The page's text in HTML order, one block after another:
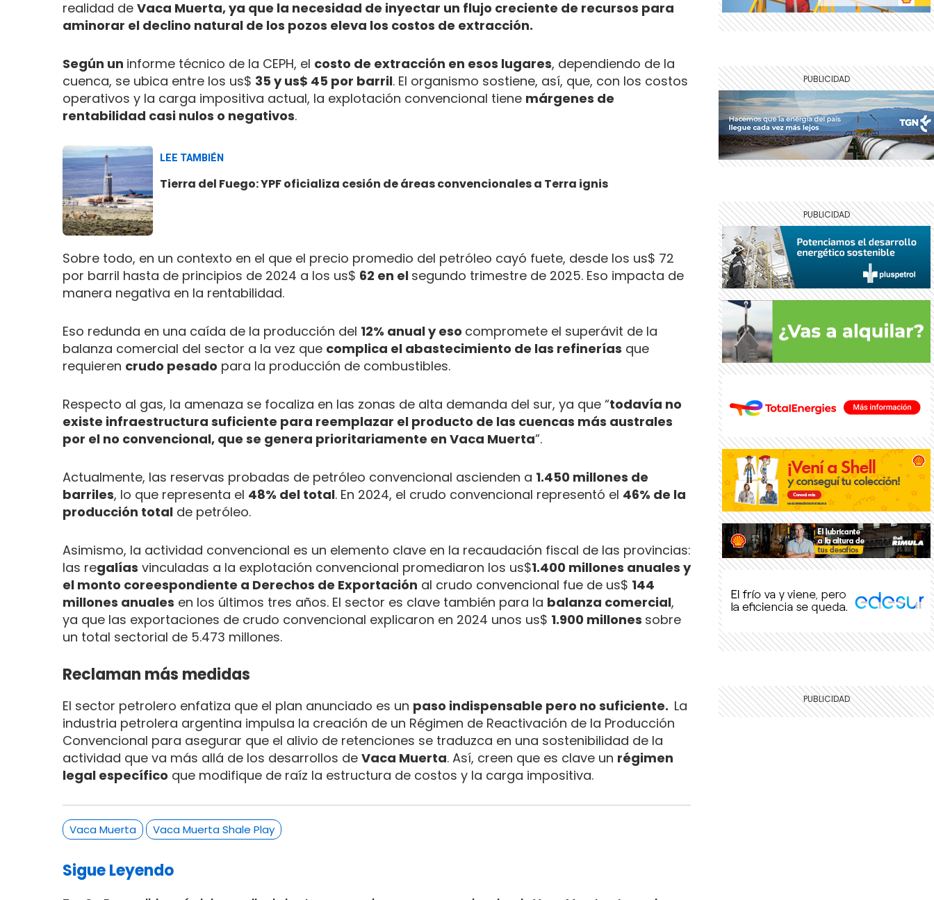
realidad de Vaca Muerta, ya que la necesidad de inyectar un flujo creciente de recursos para
aminorar el declino natural de los pozos eleva los costos de extracción.
Según un informe técnico de la CEPH, el costo de extracción en esos lugares, dependiendo de la
cuenca, se ubica entre los us$ 35 y us$ 45 por barril. El organismo sostiene, así, que, con los costos
operativos y la carga impositiva actual, la explotación convencional tiene márgenes de
rentabilidad casi nulos o negativos.
LEE TAMBIÉN
Tierra del Fuego: YPF oficializa cesión de áreas convencionales a Terra ignis
Sobre todo, en un contexto en el que el precio promedio del petróleo cayó fuete, desde los us$ 72
por barril hasta de principios de 2024 a los us$ 62 en el segundo trimestre de 2025. Eso impacta de
manera negativa en la rentabilidad.
Eso redunda en una caída de la producción del 12% anual y eso compromete el superávit de la
balanza comercial del sector a la vez que complica el abastecimiento de las refinerías que
requieren crudo pesado para la producción de combustibles.
Respecto al gas, la amenaza se focaliza en las zonas de alta demanda del sur, ya que “todavía no
existe infraestructura suficiente para reemplazar el producto de las cuencas más australes
por el no convencional, que se genera prioritariamente en Vaca Muerta”.
Actualmente, las reservas probadas de petróleo convencional ascienden a 1.450 millones de
barriles, lo que representa el 48% del total. En 2024, el crudo convencional representó el 46% de la
producción total de petróleo.
Asimismo, la actividad convencional es un elemento clave en la recaudación fiscal de las provincias:
las regalías vinculadas a la explotación convencional promediaron los us$1.400 millones anuales y
el monto coreespondiente a Derechos de Exportación al crudo convencional fue de us$ 144
millones anuales en los últimos tres años. El sector es clave también para la balanza comercial,
ya que las exportaciones de crudo convencional explicaron en 2024 unos us$ 1.900 millones sobre
un total sectorial de 5.473 millones.
Reclaman más medidas
El sector petrolero enfatiza que el plan anunciado es un paso indispensable pero no suficiente. La
industria petrolera argentina impulsa la creación de un Régimen de Reactivación de la Producción
Convencional para asegurar que el alivio de retenciones se traduzca en una sostenibilidad de la
actividad que va más allá de los desarrollos de Vaca Muerta. Así, creen que es clave un régimen
legal específico que modifique de raíz la estructura de costos y la carga impositiva.
Vaca Muerta Vaca Muerta Shale Play
Sigue Leyendo